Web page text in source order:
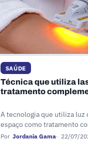
SAÚDE
Técnica que utiliza
tratamento
A tecnologia que utiliza luz
espaço como tratamento
sintomas do lipedema,
Por Jordania Gama 22/07/